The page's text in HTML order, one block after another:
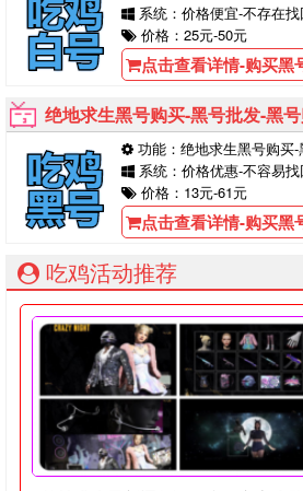
系统：价格便宜-不存在找
价格：25元-50元
点击查看详情-购买黑
绝地求生黑号购买-黑号批发-黑
功能：绝地求生黑号购买
系统：价格优惠-不容易找
价格：13元-61元
点击查看详情-购买黑
吃鸡活动推荐